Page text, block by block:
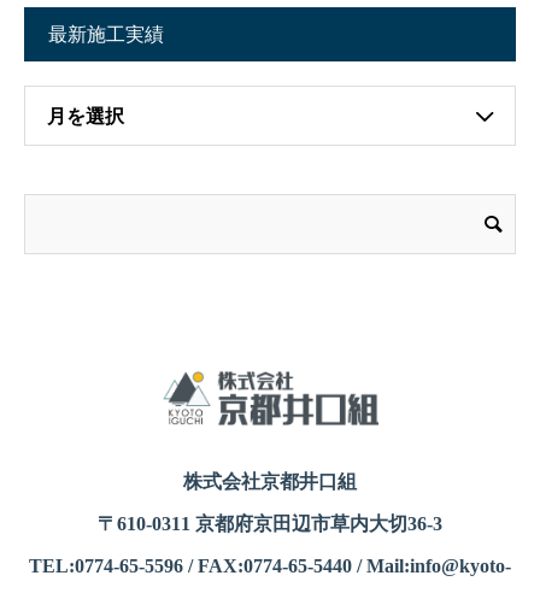
最新施工実績
月を選択
株式会社京都井口組
〒610-0311 京都府京田辺市草内大切36-3
TEL:0774-65-5596 / FAX:0774-65-5440 / Mail:info@kyoto-